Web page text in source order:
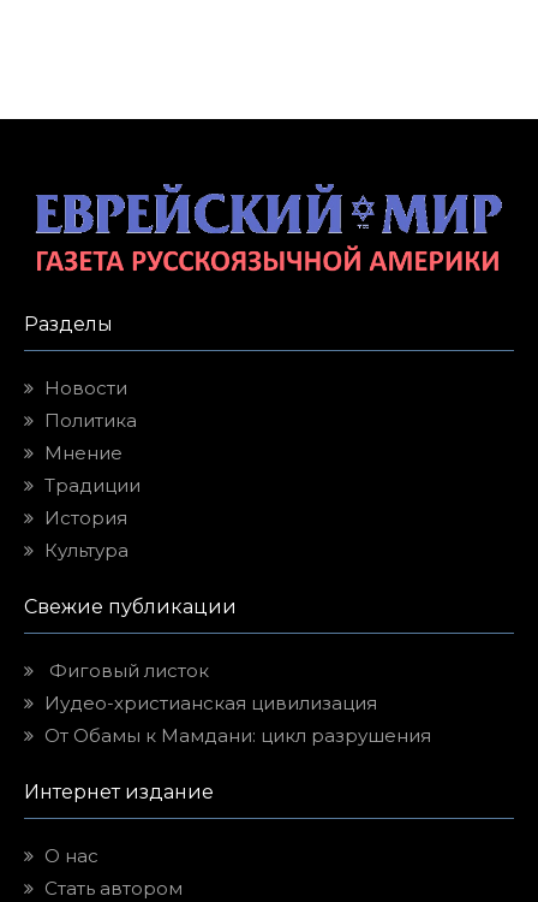
Разделы
Новости
Политика
Мнение
Традиции
История
Культура
Свежие публикации
Фиговый листок
Иудео-христианская цивилизация
От Обамы к Мамдани: цикл разрушения
Интернет издание
О нас
Стать автором